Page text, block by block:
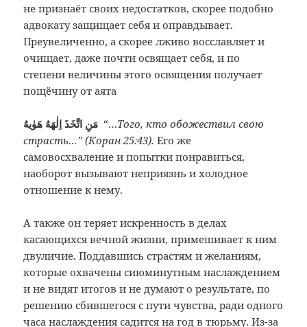
не признаёт своих недостатков, скорее подобно
адвокату защищает себя и оправдывает.
Преувеличенно, а скорее лживо восславляет и
очищает, даже почти освящает себя, и по
степени величины этого освящения получает
пощёчину от аята
“…Того, кто обожествил свою
страсть…” (Коран 25:43).Его же
самовосхваление и попытки понравиться,
наоборот вызывают неприязнь и холодное
отношение к нему.
А также он теряет искренность в делах
касающихся вечной жизни, примешивает к ним
двуличие. Поддавшись страстям и желаниям,
которые охвачены сиюминутным наслаждением
и не видят итогов и не думают о результате, по
решению сбившегося с пути чувства, ради одного
часа наслаждения садится на год в тюрьму. Из-за